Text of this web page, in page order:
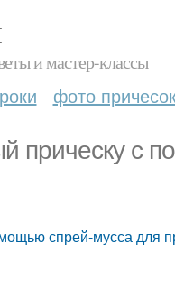
и мастер-классы
фото
прическу с
спрей-мусса для